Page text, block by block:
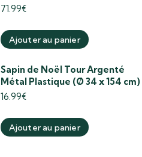
71.99€
Ajouter au panier
Sapin de Noël Tour Argenté
Métal Plastique (Ø 34 x 154 cm)
16.99€
Ajouter au panier